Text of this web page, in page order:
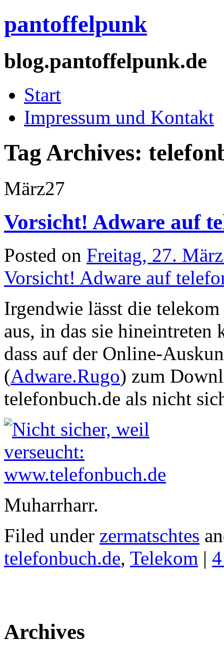
pantoffelpunk
blog.pantoffelpunk.de
Start
Impressum und Kontakt
Tag Archives:
März27
Vorsicht! Adware auf
Posted on Freitag, 27.
Vorsicht! Adware auf
Irgendwie lässt die
aus, in das sie
dass auf der Online-
(Adware.Rugo) zum
telefonbuch.de als nicht
Muharrharr.
Filed under zermatschtes
telefonbuch.de, Telekom |
Archives